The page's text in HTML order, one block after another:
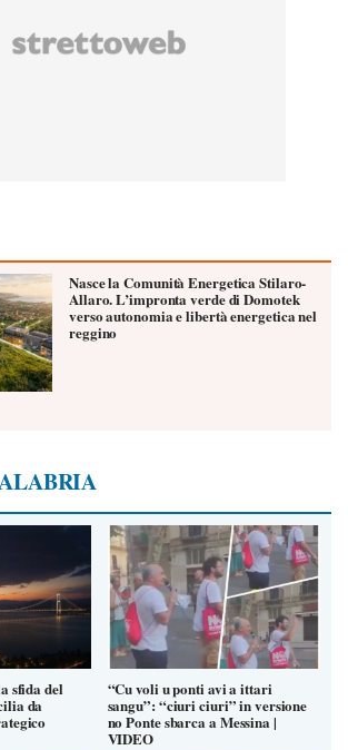
Nasce la Comunità Energetica Stilaro-
Allaro. L’impronta verde di Domotek
verso autonomia e libertà energetica nel
reggino
sfida del
da
“Cu voli u ponti avi a ittari
sangu”: “ciuri ciuri” in versione
no Ponte sbarca a Messina |
VIDEO